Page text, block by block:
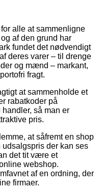
alle at sammenligne
af den grund har
fundet det nødvendigt
deres varer – til drenge
og mænd – markant,
fragt.
at sammenholde et
rabatkoder på
så man er
pris.
at såfremt en shop
udsalgspris der kan ses
det tit være et
webshop.
af en ordning, der
firmaer.